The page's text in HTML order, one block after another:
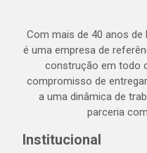
Com mais de 40 anos de
é uma empresa de
construção em todo
compromisso de
a uma dinâmica de
parceria
Institucional